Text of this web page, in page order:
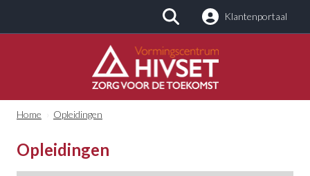
Zoeken Klantenportaal
Home Opleidingen
Opleidingen